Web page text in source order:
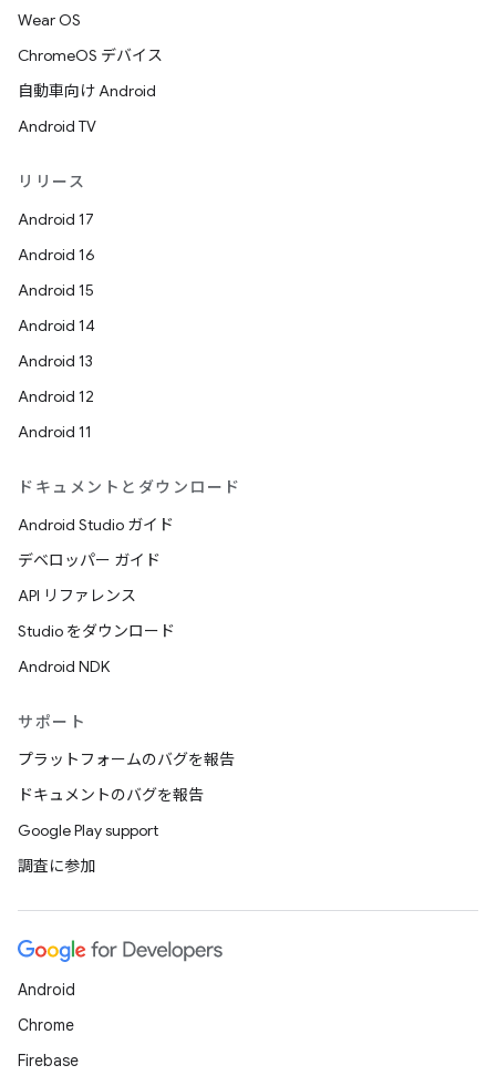
Wear OS
ChromeOS デバイス
自動車向け Android
Android TV
リリース
Android 17
Android 16
Android 15
Android 14
Android 13
Android 12
Android 11
ドキュメントとダウンロード
Android Studio ガイド
デベロッパー ガイド
API リファレンス
Studio をダウンロード
Android NDK
サポート
プラットフォームのバグを報告
ドキュメントのバグを報告
Google Play support
調査に参加
Android
Chrome
Firebase